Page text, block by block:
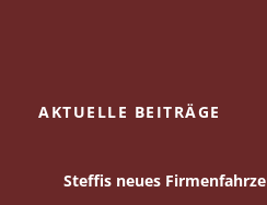
AKTUELLE BEITRÄGE
Steffis neues